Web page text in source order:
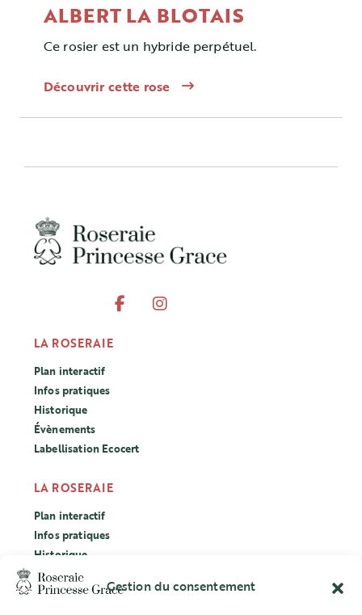
Gestion du consentement
ALBERT LA BLOTAIS
Ce rosier est un hybride perpétuel.
Découvrir cette rose
LA ROSERAIE
Plan interactif
Infos pratiques
Historique
Évènements
Labellisation Ecocert
LA ROSERAIE
Plan interactif
Infos pratiques
Historique
Évènements
Labellisation Ecocert